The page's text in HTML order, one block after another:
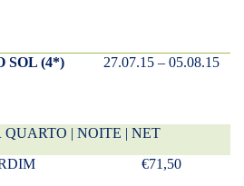
SOL (4*)
27.07.15 – 05.08.15
QUARTO | NOITE | NET
€71,50